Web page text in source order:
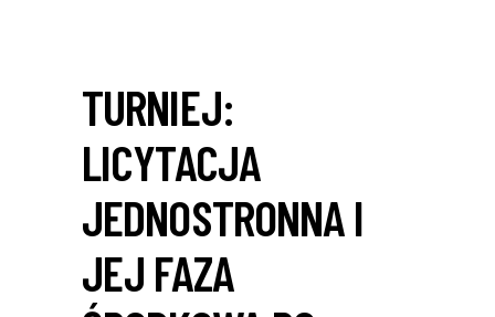
TURNIEJ:
LICYTACJA
JEDNOSTRONNA I
JEJ FAZA